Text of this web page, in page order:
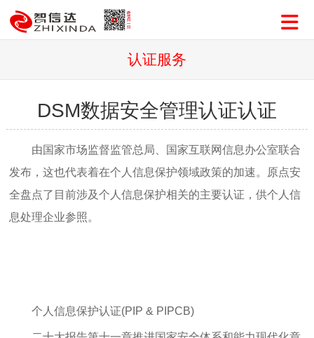
认证服务
DSM数据安全管理认证认证
由国家市场监督监管总局、国家互联网信息办公室联合
发布，这也代表着在个人信息保护领域政策的加速。原点安
全盘点了目前涉及个人信息保护相关的主要认证，供个人信
息处理企业参照。
个人信息保护认证(PIP & PIPCB)